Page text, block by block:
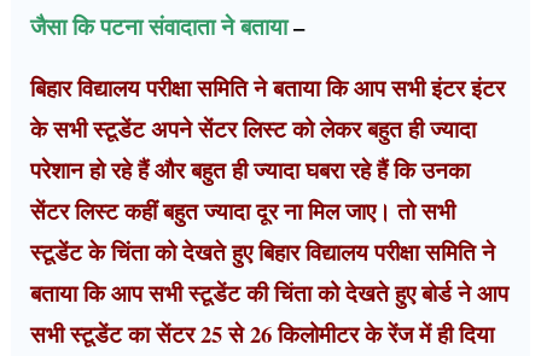
जैसा कि पटना संवादाता ने बताया–
बिहार विद्यालय परीक्षा समिति ने बताया कि आप सभी इंटर इंटर
के सभी स्टूडेंट अपने सेंटर लिस्ट को लेकर बहुत ही ज्यादा
परेशान हो रहे हैं और बहुत ही ज्यादा घबरा रहे हैं कि उनका
सेंटर लिस्ट कहीं बहुत ज्यादा दूर ना मिल जाए। तो सभी
स्टूडेंट के चिंता को देखते हुए बिहार विद्यालय परीक्षा समिति ने
बताया कि आप सभी स्टूडेंट की चिंता को देखते हुए बोर्ड ने आप
सभी स्टूडेंट का सेंटर 25 से 26 किलोमीटर के रेंज में ही दिया